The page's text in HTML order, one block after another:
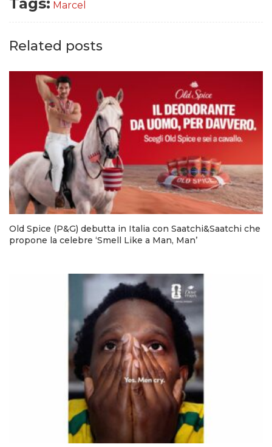
Marcel
Related posts
Old Spice (P&G) debutta in Italia con Saatchi&Saatchi che
propone la celebre ‘Smell Like a Man, Man’